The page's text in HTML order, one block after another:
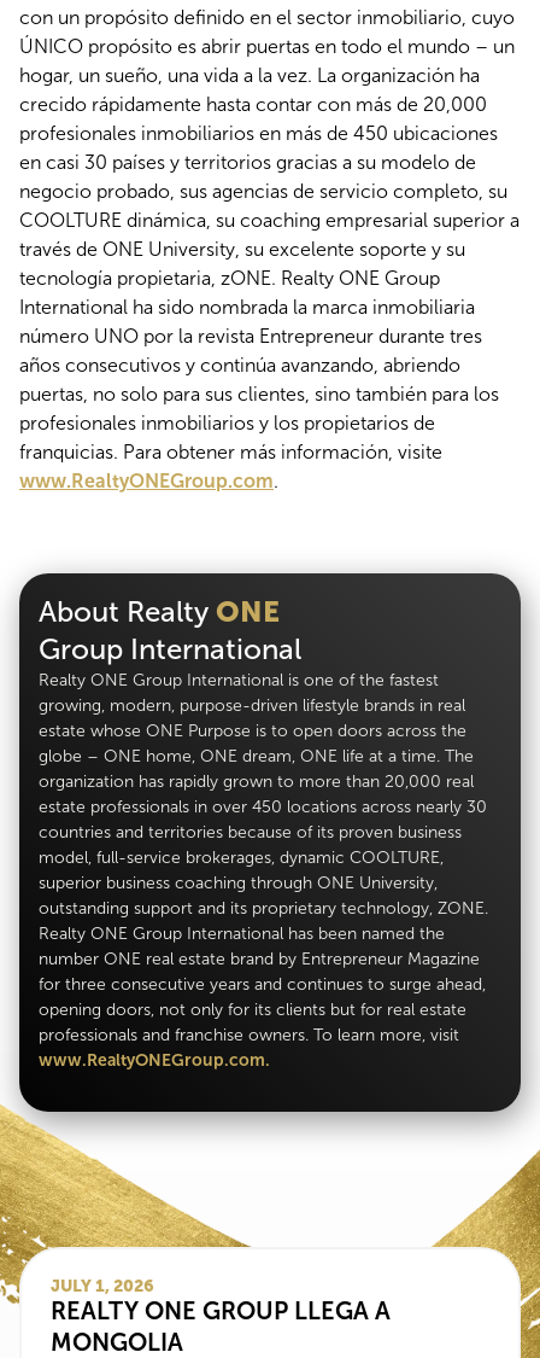
con un propósito definido en el sector inmobiliario, cuyo
ÚNICO propósito es abrir puertas en todo el mundo – un
hogar, un sueño, una vida a la vez. La organización ha
crecido rápidamente hasta contar con más de 20,000
profesionales inmobiliarios en más de 450 ubicaciones
en casi 30 países y territorios gracias a su modelo de
negocio probado, sus agencias de servicio completo, su
COOLTURE dinámica, su coaching empresarial superior a
través de ONE University, su excelente soporte y su
tecnología propietaria, zONE. Realty ONE Group
International ha sido nombrada la marca inmobiliaria
número UNO por la revista Entrepreneur durante tres
años consecutivos y continúa avanzando, abriendo
puertas, no solo para sus clientes, sino también para los
profesionales inmobiliarios y los propietarios de
franquicias. Para obtener más información, visite
www.RealtyONEGroup.com.
About Realty ONE
Group International
Realty ONE Group International is one of the fastest
growing, modern, purpose-driven lifestyle brands in real
estate whose ONE Purpose is to open doors across the
globe – ONE home, ONE dream, ONE life at a time. The
organization has rapidly grown to more than 20,000 real
estate professionals in over 450 locations across nearly 30
countries and territories because of its proven business
model, full-service brokerages, dynamic COOLTURE,
superior business coaching through ONE University,
outstanding support and its proprietary technology, ZONE.
Realty ONE Group International has been named the
number ONE real estate brand by Entrepreneur Magazine
for three consecutive years and continues to surge ahead,
opening doors, not only for its clients but for real estate
professionals and franchise owners. To learn more, visit
www.RealtyONEGroup.com.
JULY 1, 2026
‍REALTY ONE GROUP LLEGA A
MONGOLIA